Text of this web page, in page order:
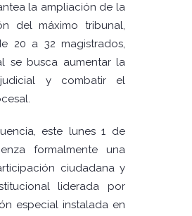
la ampliación de la
del máximo tribunal,
20 a 32 magistrados,
se busca aumentar la
y combatir el
este lunes 1 de
formalmente una
ciudadana y
liderada por
especial instalada en